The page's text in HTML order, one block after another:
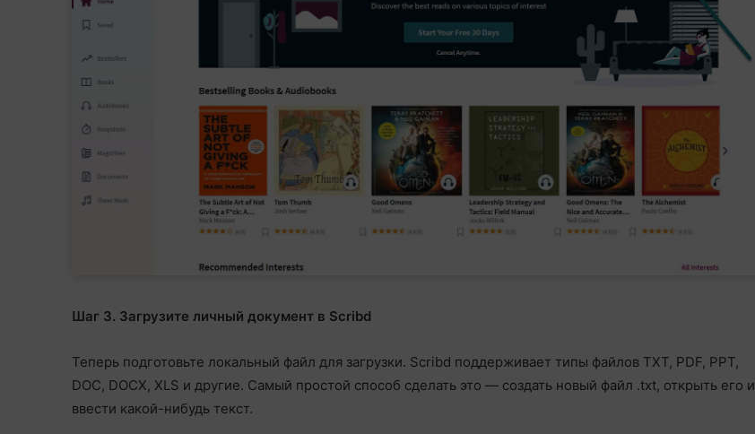
Шаг 3. Загрузите личный документ в Scribd
Теперь подготовьте локальный файл для загрузки. Scribd поддерживает типы файлов TXT, PDF, PPT,
DOC, DOCX, XLS и другие. Самый простой способ сделать это — создать новый файл .txt, открыть его и
ввести какой-нибудь текст.